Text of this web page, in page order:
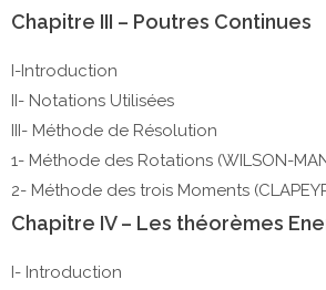
Chapitre III – Poutres Continues
I-Introduction
II- Notations Utilisées
III- Méthode de Résolution
1- Méthode des Rotations (WILSON-
2- Méthode des trois Moments
Chapitre IV – Les théorèmes
I- Introduction